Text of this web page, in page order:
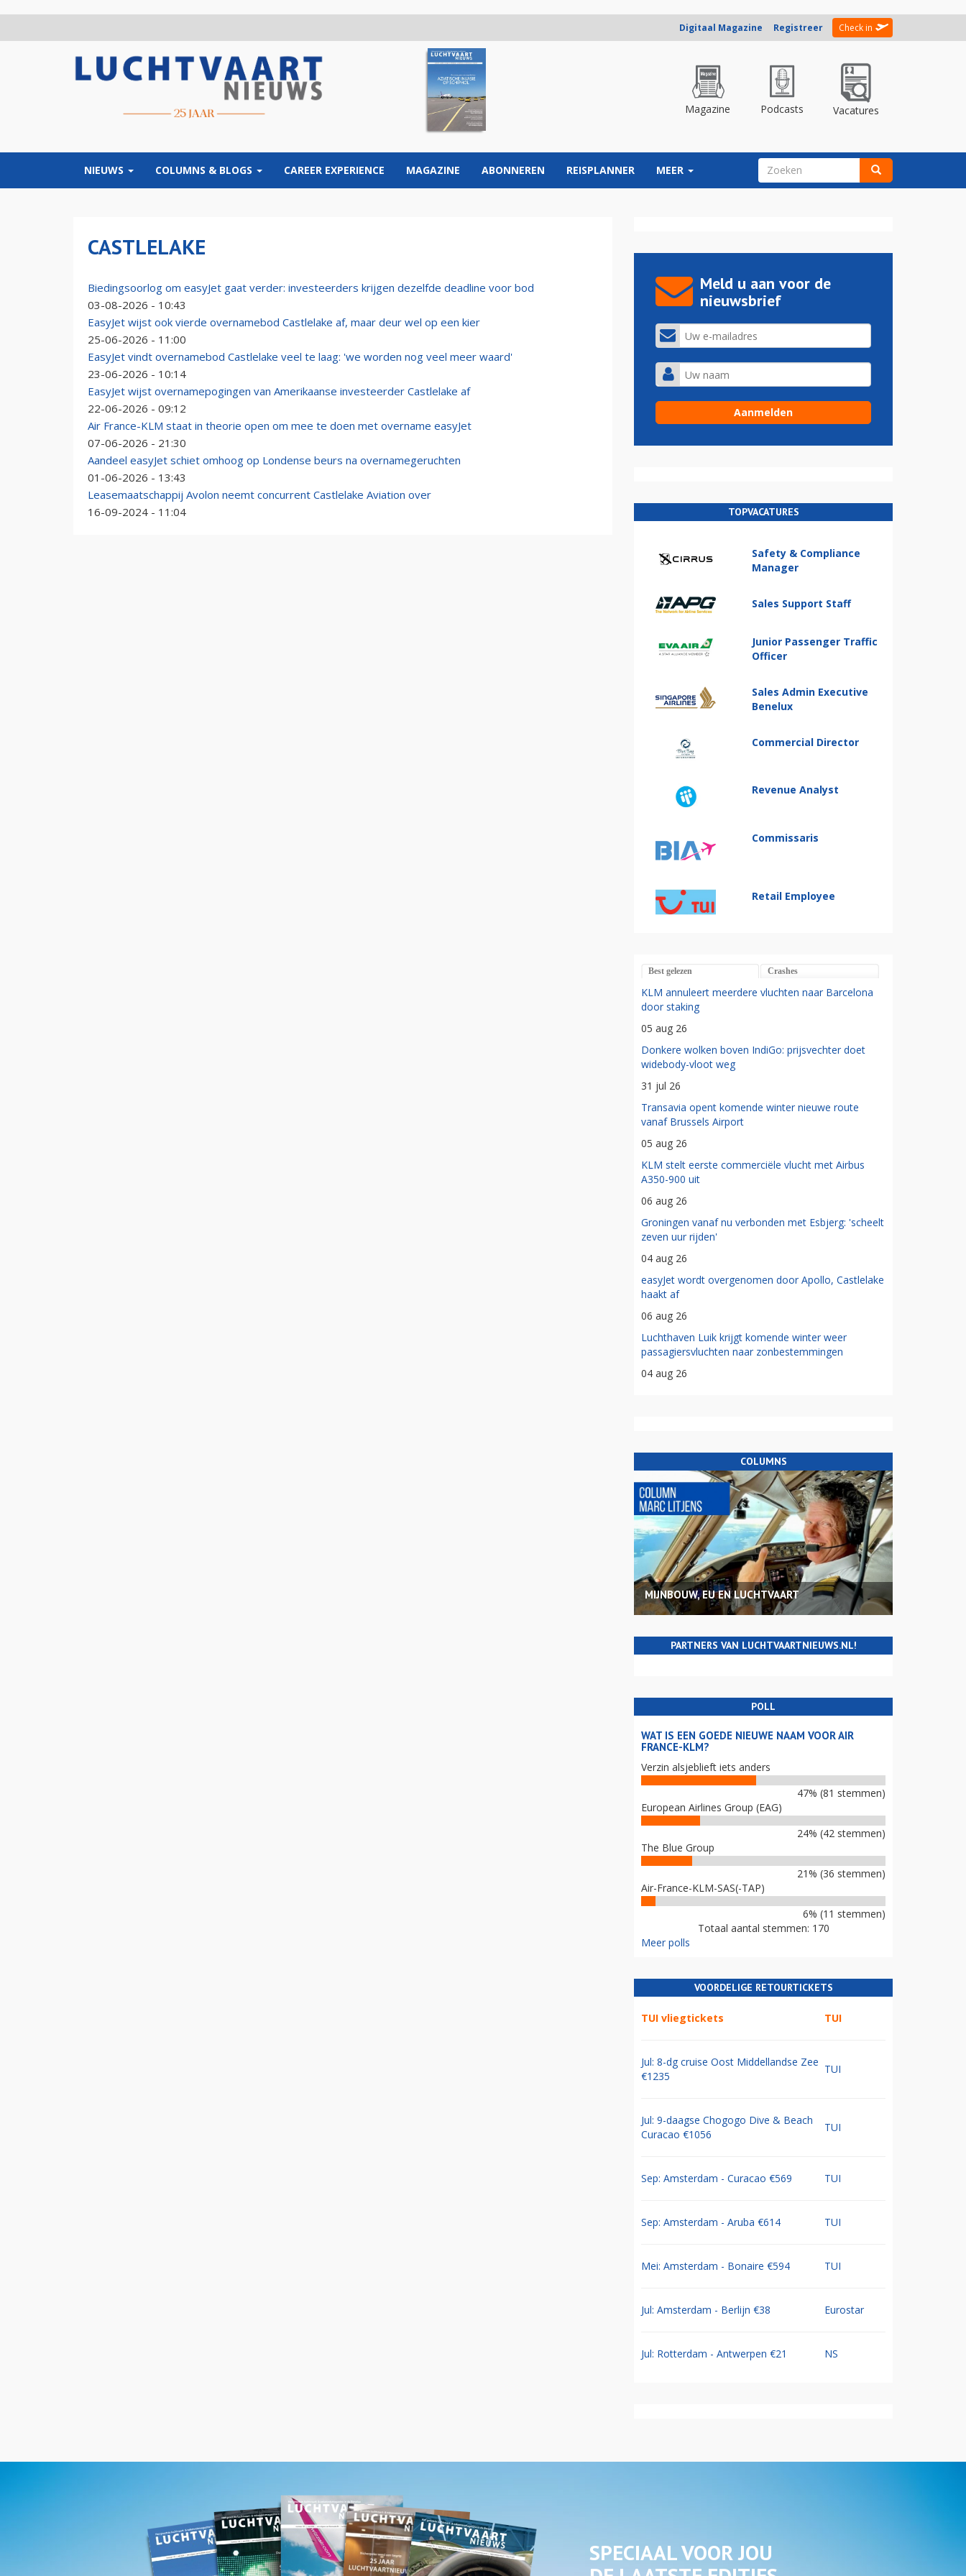
Digitaal Magazine Registreer Check in
Magazine Podcasts Vacatures
NIEUWS COLUMNS & BLOGS CAREER EXPERIENCE MAGAZINE ABONNEREN REISPLANNER MEER ZOEKVELD
CASTLELAKE
Biedingsoorlog om easyJet gaat verder: investeerders krijgen dezelfde deadline voor bod
03-08-2026 - 10:43
EasyJet wijst ook vierde overnamebod Castlelake af, maar deur wel op een kier
25-06-2026 - 11:00
EasyJet vindt overnamebod Castlelake veel te laag: 'we worden nog veel meer waard'
23-06-2026 - 10:14
EasyJet wijst overnamepogingen van Amerikaanse investeerder Castlelake af
22-06-2026 - 09:12
Air France-KLM staat in theorie open om mee te doen met overname easyJet
07-06-2026 - 21:30
Aandeel easyJet schiet omhoog op Londense beurs na overnamegeruchten
01-06-2026 - 13:43
Leasemaatschappij Avolon neemt concurrent Castlelake Aviation over
16-09-2024 - 11:04
Meld u aan voor de
nieuwsbrief
TOPVACATURES
Safety & Compliance
Manager
Sales Support Staff
Junior Passenger Traffic
Officer
Sales Admin Executive
Benelux
Commercial Director
Revenue Analyst
Commissaris
Retail Employee
Best gelezen Crashes
KLM annuleert meerdere vluchten naar Barcelona
door staking
05 aug 26
Donkere wolken boven IndiGo: prijsvechter doet
widebody-vloot weg
31 jul 26
Transavia opent komende winter nieuwe route
vanaf Brussels Airport
05 aug 26
KLM stelt eerste commerciële vlucht met Airbus
A350-900 uit
06 aug 26
Groningen vanaf nu verbonden met Esbjerg: 'scheelt
zeven uur rijden'
04 aug 26
easyJet wordt overgenomen door Apollo, Castlelake
haakt af
06 aug 26
Luchthaven Luik krijgt komende winter weer
passagiersvluchten naar zonbestemmingen
04 aug 26
COLUMNS
MIJNBOUW, EU EN LUCHTVAART
PARTNERS VAN LUCHTVAARTNIEUWS.NL!
POLL
WAT IS EEN GOEDE NIEUWE NAAM VOOR AIR
FRANCE-KLM?
Verzin alsjeblieft iets anders
47% (81 stemmen)
European Airlines Group (EAG)
24% (42 stemmen)
The Blue Group
21% (36 stemmen)
Air-France-KLM-SAS(-TAP)
6% (11 stemmen)
Totaal aantal stemmen: 170
Meer polls
VOORDELIGE RETOURTICKETS
TUI vliegtickets TUI
Jul: 8-dg cruise Oost Middellandse Zee
€1235
TUI
Jul: 9-daagse Chogogo Dive & Beach
Curacao €1056
TUI
Sep: Amsterdam - Curacao €569 TUI
Sep: Amsterdam - Aruba €614 TUI
Mei: Amsterdam - Bonaire €594 TUI
Jul: Amsterdam - Berlijn €38 Eurostar
Jul: Rotterdam - Antwerpen €21 NS
SPECIAAL VOOR JOU